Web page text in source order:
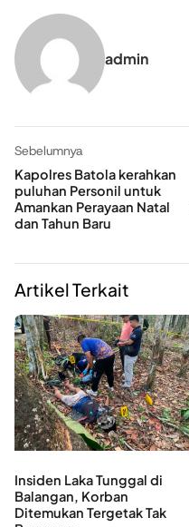
admin
Sebelumnya
Kapolres Batola kerahkan
puluhan Personil untuk
Amankan Perayaan Natal
dan Tahun Baru
Artikel Terkait
Insiden Laka Tunggal di
Balangan, Korban
Ditemukan Tergetak Tak